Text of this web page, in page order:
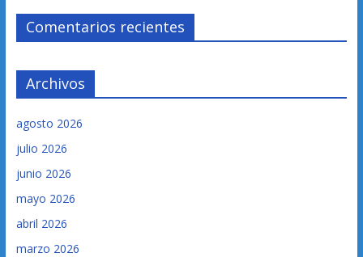
Comentarios recientes
Archivos
agosto 2026
julio 2026
junio 2026
mayo 2026
abril 2026
marzo 2026